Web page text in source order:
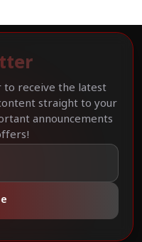
to receive the latest
straight to your
announcements